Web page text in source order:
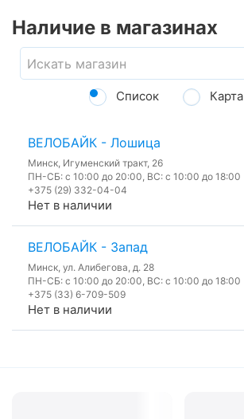
Наличие в магазинах
Список Карта
ВЕЛОБАЙК - Лошица
Минск, Игуменский тракт, 26
ПН-СБ: с 10:00 до 20:00, ВС: с 10:00 до 18:00
+375 (29) 332-04-04
Нет в наличии
ВЕЛОБАЙК - Запад
Минск, ул. Алибегова, д. 28
ПН-СБ: с 10:00 до 20:00, ВС: с 10:00 до 18:00
+375 (33) 6-709-509
Нет в наличии